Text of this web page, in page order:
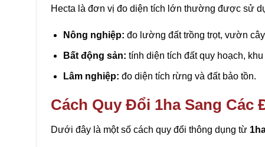
Hecta là đơn vị đo diện tích lớn thường được sử
Nông nghiệp: đo lường đất trồng trọt, vườn
Bất động sản: tính diện tích đất quy hoạch, khu
Lâm nghiệp: đo diện tích rừng và đất bảo tồn.
Cách Quy Đổi 1ha Sang Các
Dưới đây là một số cách quy đổi thông dụng từ